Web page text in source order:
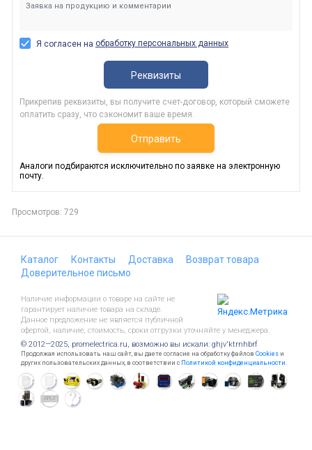
Я согласен на обработку персональных данных
Реквизиты
Прикрепив реквизиты, вы получите счет-договор, который сможете
оплатить сразу, что сэкономит ваше время.
Отправить
Аналоги подбираются исключительно по заявке на электронную
почту.
Просмотров: 729
Каталог Контакты Доставка
Возврат товара
Доверительное письмо
Наличие информации о товаре на сайте не
гарантирует наличие товара на складе.
Данное предложение не является публичной
офертой, наличие, стоимость, сроки отгрузки уточняйте у менеджера.
© 2012—2025, promelectrica.ru, возможно вы искали: ghjv'ktrnhbrf
Продолжая использовать наш сайт, вы даете согласие на обработку файлов Cookies и
других пользовательских данных, в соответствии с Политикой конфиденциальности.